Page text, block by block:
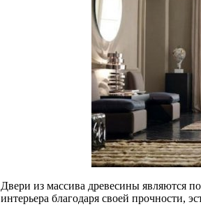
Двери из массива древесины являются
интерьера благодаря своей прочности,